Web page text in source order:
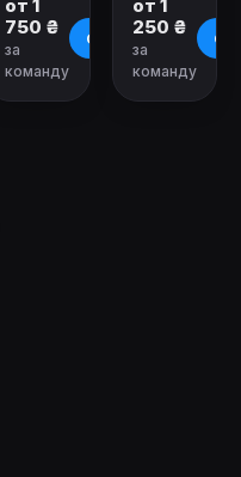
от 1
750 ₴
за
команду
О квесте
от 1
250 ₴
за
команду
О